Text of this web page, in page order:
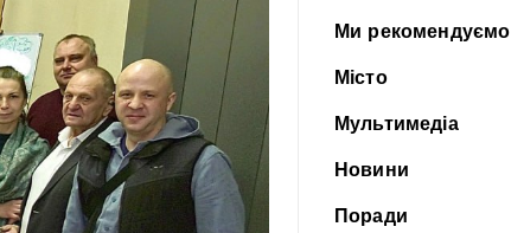
Ми рекомендуємо
Місто
Мультимедіа
Новини
Поради